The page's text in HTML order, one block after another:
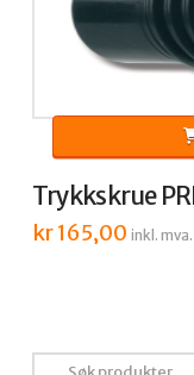
Trykkskrue
kr165,00 inkl. mva.